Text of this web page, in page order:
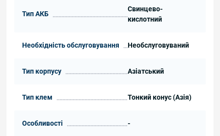
Тип АКБ
Свинцево-
кислотний
Необхідність обслуговування Необслуговуваний
Тип корпусу Азіатський
Тип клем Тонкий конус (Азія)
Особливості -